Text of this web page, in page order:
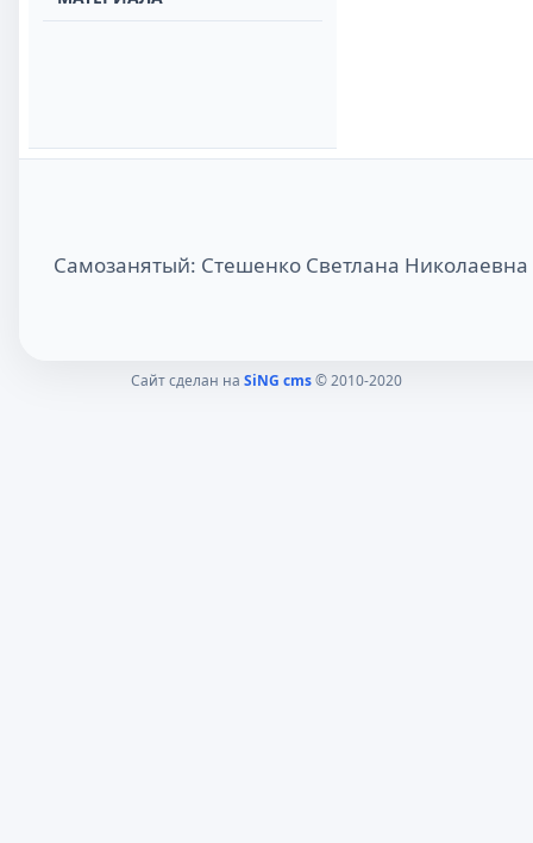
Самозанятый: Стешенко Светлана
Сайт сделан на SiNG cms© 2010-2020